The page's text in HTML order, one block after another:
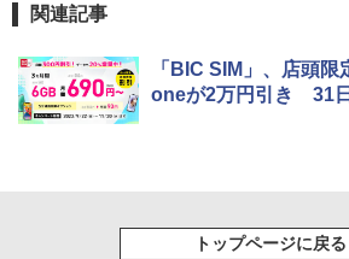
関連記事
「BIC SIM」、店頭
oneが2万円引き 31
トップページに戻る